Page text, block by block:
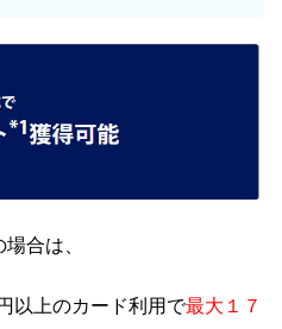
合は、
以上のカード利用で最大１７